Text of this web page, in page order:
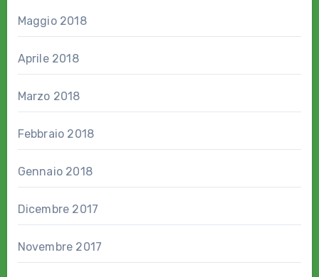
Maggio 2018
Aprile 2018
Marzo 2018
Febbraio 2018
Gennaio 2018
Dicembre 2017
Novembre 2017